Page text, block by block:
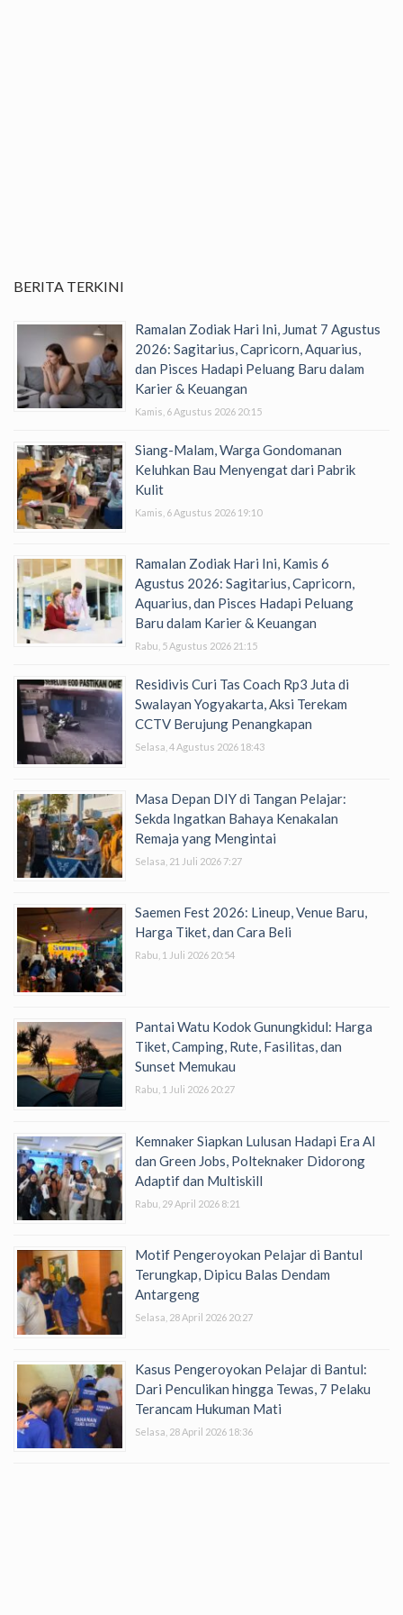
BERITA TERKINI
Ramalan Zodiak Hari Ini, Jumat 7 Agustus
2026: Sagitarius, Capricorn, Aquarius,
dan Pisces Hadapi Peluang Baru dalam
Karier & Keuangan
Kamis, 6 Agustus 2026 20:15
Siang-Malam, Warga Gondomanan
Keluhkan Bau Menyengat dari Pabrik
Kulit
Kamis, 6 Agustus 2026 19:10
Ramalan Zodiak Hari Ini, Kamis 6
Agustus 2026: Sagitarius, Capricorn,
Aquarius, dan Pisces Hadapi Peluang
Baru dalam Karier & Keuangan
Rabu, 5 Agustus 2026 21:15
Residivis Curi Tas Coach Rp3 Juta di
Swalayan Yogyakarta, Aksi Terekam
CCTV Berujung Penangkapan
Selasa, 4 Agustus 2026 18:43
Masa Depan DIY di Tangan Pelajar:
Sekda Ingatkan Bahaya Kenakalan
Remaja yang Mengintai
Selasa, 21 Juli 2026 7:27
Saemen Fest 2026: Lineup, Venue Baru,
Harga Tiket, dan Cara Beli
Rabu, 1 Juli 2026 20:54
Pantai Watu Kodok Gunungkidul: Harga
Tiket, Camping, Rute, Fasilitas, dan
Sunset Memukau
Rabu, 1 Juli 2026 20:27
Kemnaker Siapkan Lulusan Hadapi Era AI
dan Green Jobs, Polteknaker Didorong
Adaptif dan Multiskill
Rabu, 29 April 2026 8:21
Motif Pengeroyokan Pelajar di Bantul
Terungkap, Dipicu Balas Dendam
Antargeng
Selasa, 28 April 2026 20:27
Kasus Pengeroyokan Pelajar di Bantul:
Dari Penculikan hingga Tewas, 7 Pelaku
Terancam Hukuman Mati
Selasa, 28 April 2026 18:36